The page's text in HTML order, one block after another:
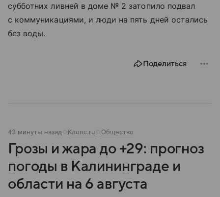
субботних ливней в доме № 2 затопило подвал
с коммуникациями, и люди на пять дней остались
без воды.
Поделиться
43 минуты назад Клопс.ru Общество
Грозы и жара до +29: прогноз
погоды в Калининграде и
области на 6 августа